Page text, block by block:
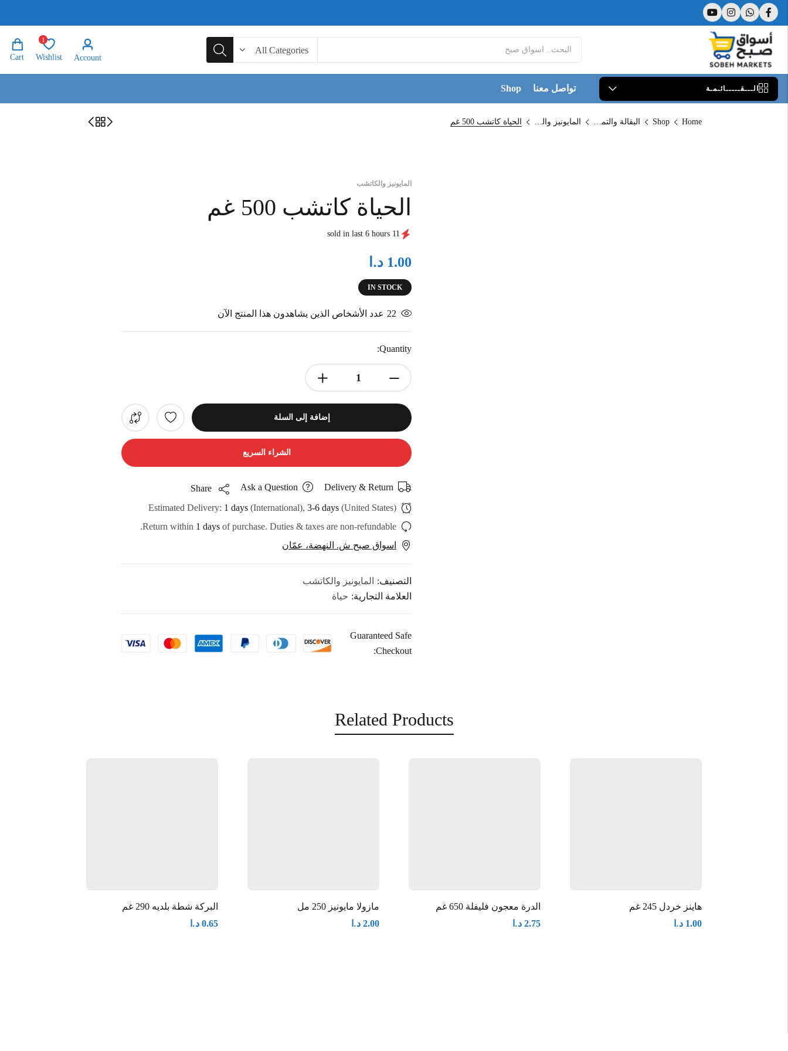
Account
1
Wishlist
Cart
الـــقـــــائـمـة تواصل معنا Shop
Home
Shop البقالة والتموين المايونيز والكاتشب الحياة كاتشب 500 غم
المايونيز والكاتشب
الحياة كاتشب 500 غم
11 sold in last 6 hours
1.00 د.ا
IN STOCK
22 عدد الأشخاص الذين يشاهدون هذا المنتج الآن
Quantity:
إضافة إلى السلة
الشراء السريع
Delivery & Return
Ask a Question
Share
Estimated Delivery: 1 days (International), 3-6 days (United States)
Return within 1 days of purchase. Duties & taxes are non-refundable.
اسواق صبح ش. النهضة، عمّان
التصنيف:
المايونيز والكاتشب
العلامة التجارية: حياة
Guaranteed Safe
Checkout:
Related Products
هاينز خردل 245 غم
1.00 د.ا
الدرة معجون فليفلة 650 غم
2.75 د.ا
مازولا مايونيز 250 مل
2.00 د.ا
البركة شطة بلديه 290 غم
0.65 د.ا